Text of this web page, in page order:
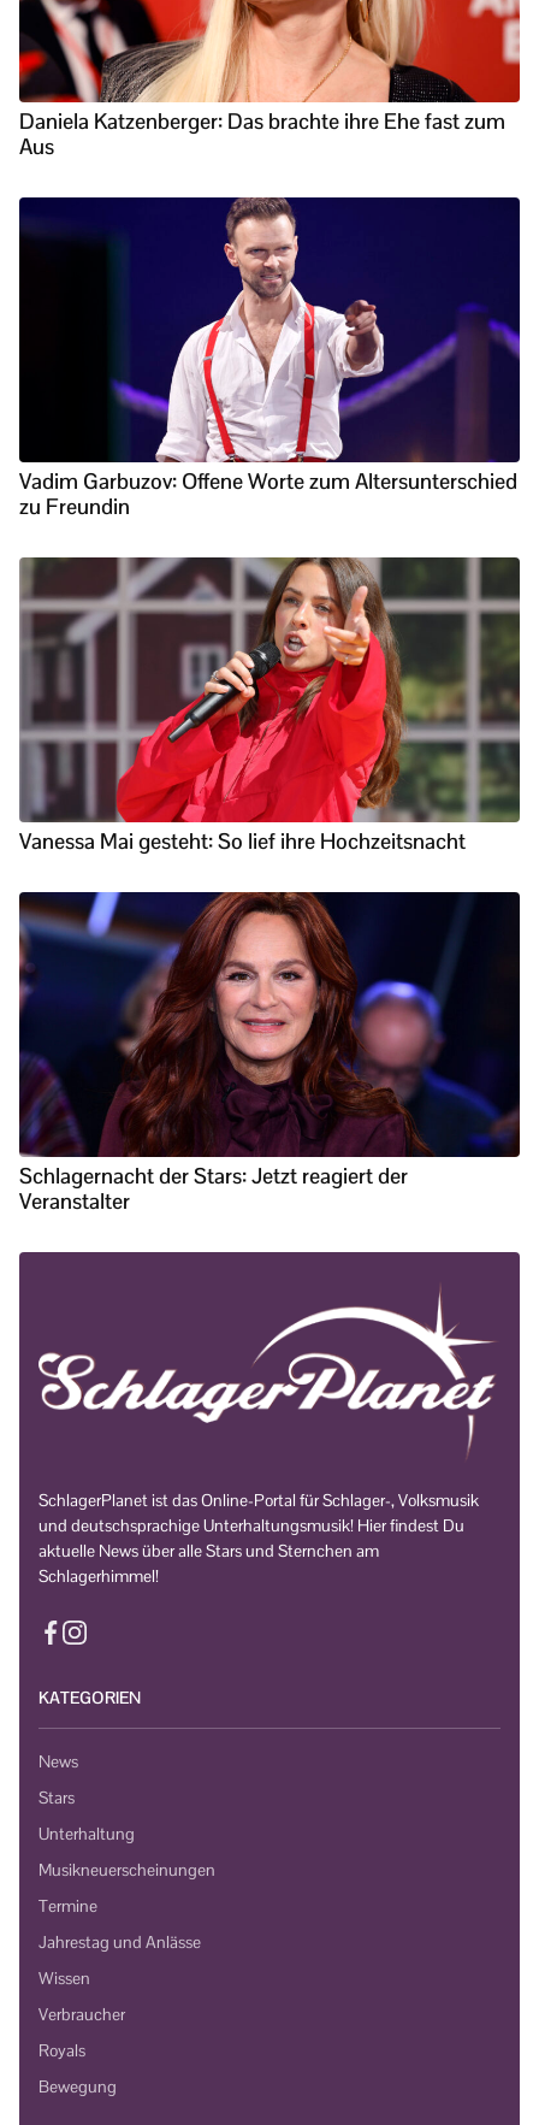
Daniela Katzenberger: Das brachte ihre Ehe fast zum
Aus
Vadim Garbuzov: Offene Worte zum Altersunterschied
zu Freundin
Vanessa Mai gesteht: So lief ihre Hochzeitsnacht
Schlagernacht der Stars: Jetzt reagiert der
Veranstalter
SchlagerPlanet ist das Online-Portal für Schlager-, Volksmusik
und deutschsprachige Unterhaltungsmusik! Hier findest Du
aktuelle News über alle Stars und Sternchen am
Schlagerhimmel!
KATEGORIEN
News
Stars
Unterhaltung
Musikneuerscheinungen
Termine
Jahrestag und Anlässe
Wissen
Verbraucher
Royals
Bewegung